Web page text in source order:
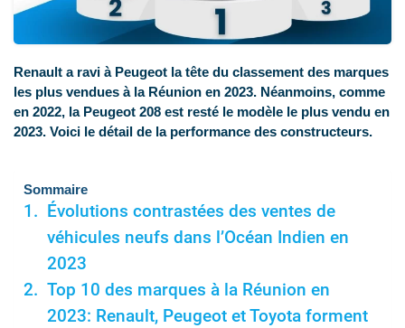
Renault a ravi à Peugeot la tête du classement des marques
les plus vendues à la Réunion en 2023. Néanmoins, comme
en 2022, la Peugeot 208 est resté le modèle le plus vendu en
2023. Voici le détail de la performance des constructeurs.
Sommaire
Évolutions contrastées des ventes de
véhicules neufs dans l’Océan Indien en
2023
Top 10 des marques à la Réunion en
2023: Renault, Peugeot et Toyota forment